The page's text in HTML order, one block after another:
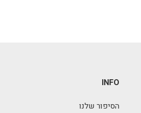
INFO
הסיפור שלנו